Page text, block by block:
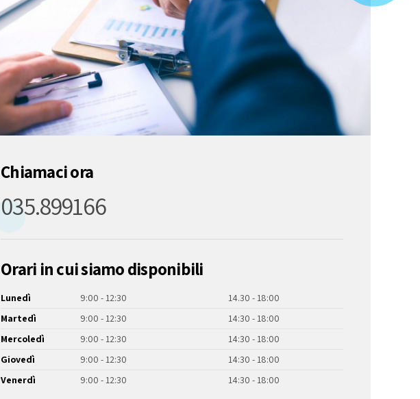
Chiamaci ora
035.899166
Orari in cui siamo disponibili
Lunedì 9:00 - 12:30
14.30 - 18:00
Martedì
9:00 - 12:30
14:30 - 18:00
Mercoledì
9:00 - 12:30
14:30 - 18:00
Giovedì
9:00 - 12:30
14:30 - 18:00
Venerdì
9:00 - 12:30 14:30 - 18:00